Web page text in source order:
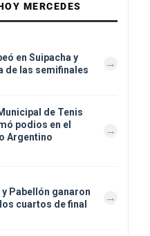
MERCEDES
en Suipacha y
de las semifinales
de Tenis
podios en el
Argentino
y Pabellón ganaron
cuartos de final